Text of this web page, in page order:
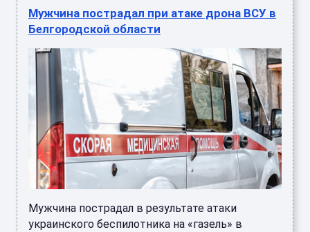
Мужчина пострадал при атаке дрона ВСУ в
Белгородской области
Мужчина пострадал в результате атаки
украинского беспилотника на «газель» в